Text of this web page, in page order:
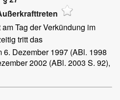
Tag der Verkündung im
tritt das
Dezember 1997 (ABl. 1998
2002 (ABl. 2003 S. 92),